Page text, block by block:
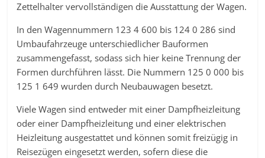
Zettelhalter vervollständigen die Ausstattung der Wagen.
In den Wagennummern 123 4 600 bis 124 0 286 sind
Umbaufahrzeuge unterschiedlicher Bauformen
zusammengefasst, sodass sich hier keine Trennung der
Formen durchführen lässt. Die Nummern 125 0 000 bis
125 1 649 wurden durch Neubauwagen besetzt.
Viele Wagen sind entweder mit einer Dampfheizleitung
oder einer Dampfheizleitung und einer elektrischen
Heizleitung ausgestattet und können somit freizügig in
Reisezügen eingesetzt werden, sofern diese die